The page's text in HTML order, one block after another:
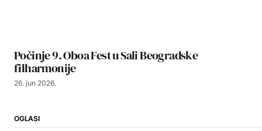
Počinje 9. Oboa Fest u Sali Beogradske
filharmonije
26. jun 2026.
OGLASI